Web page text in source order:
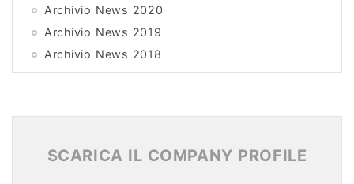
Archivio News 2020
Archivio News 2019
Archivio News 2018
Archivio News 2017
Archivio News 2015
SCARICA IL COMPANY PROFILE